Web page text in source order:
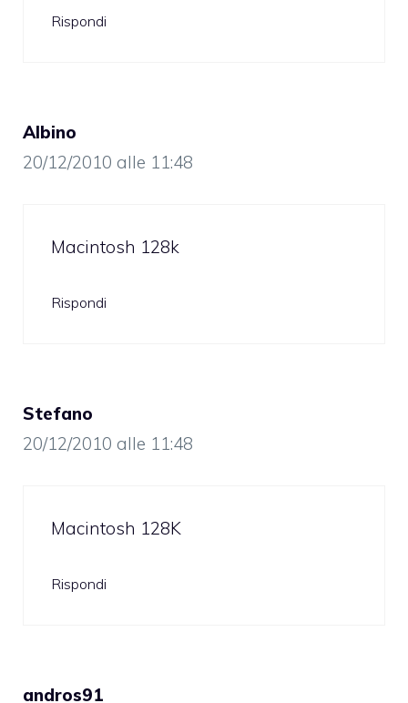
Rispondi
Albino
20/12/2010 alle 11:48
Macintosh 128k
Rispondi
Stefano
20/12/2010 alle 11:48
Macintosh 128K
Rispondi
andros91